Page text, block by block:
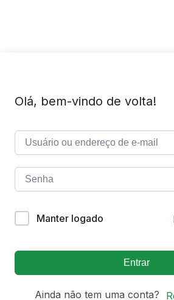
Olá, bem-vindo de volta!
Manter logado
Entrar
Ainda não tem uma conta?